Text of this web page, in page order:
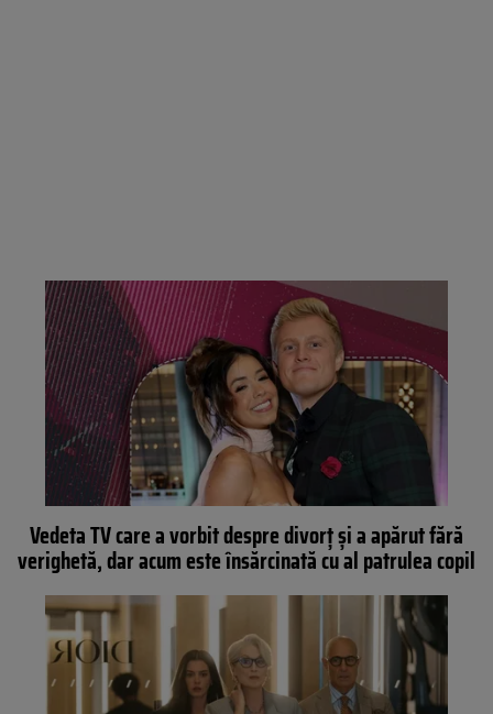
Vedeta TV care a vorbit despre divorț și a apărut fără
verighetă, dar acum este însărcinată cu al patrulea copil